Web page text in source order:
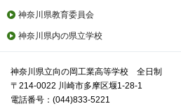
神奈川県教育委員会
神奈川県内の県立学校
神奈川県立向の岡工業高等学校 全日制
〒214-0022 川崎市多摩区堰1-28-1
電話番号：(044)833-5221